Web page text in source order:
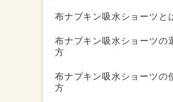
布ナプキン吸水ショーツと
布ナプキン吸水ショーツの
方
布ナプキン吸水ショーツの
方